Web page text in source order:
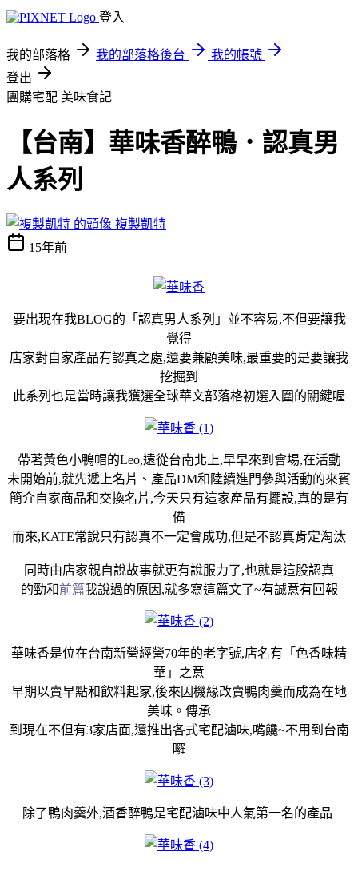
登入
我的部落格 我的部落格後台
我的帳號
登出
團購宅配 美味食記
【台南】華味香醉鴨．認真男
人系列
複製凱特
15年前
要出現在我BLOG的「認真男人系列」並不容易,不但要讓我
覺得
店家對自家產品有認真之處,還要兼顧美味,最重要的是要讓我
挖掘到
此系列也是當時讓我獲選全球華文部落格初選入圍的關鍵喔
帶著黃色小鴨帽的Leo,遠從台南北上,早早來到會場,在活動
未開始前,就先遞上名片、產品DM和陸續進門參與活動的來賓
簡介自家商品和交換名片,今天只有這家產品有擺設,真的是有
備
而來,KATE常說只有認真不一定會成功,但是不認真肯定淘汰
同時由店家親自說故事就更有說服力了,也就是這股認真
的勁和前篇我說過的原因,就多寫這篇文了~有誠意有回報
華味香是位在台南新營經營70年的老字號,店名有「色香味精
華」之意
早期以賣早點和飲料起家,後來因機緣改賣鴨肉羹而成為在地
美味。傳承
到現在不但有3家店面,還推出各式宅配滷味,嘴饞~不用到台南
囉
除了鴨肉羹外,酒香醉鴨是宅配滷味中人氣第一名的產品